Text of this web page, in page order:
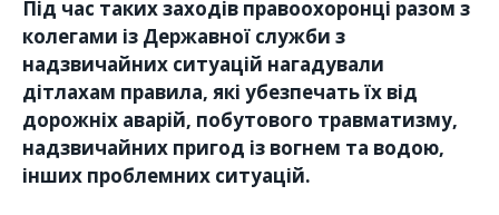
Під час таких заходів правоохоронці разом з
колегами із Державної служби з
надзвичайних ситуацій нагадували
дітлахам правила, які убезпечать їх від
дорожніх аварій, побутового травматизму,
надзвичайних пригод із вогнем та водою,
інших проблемних ситуацій.